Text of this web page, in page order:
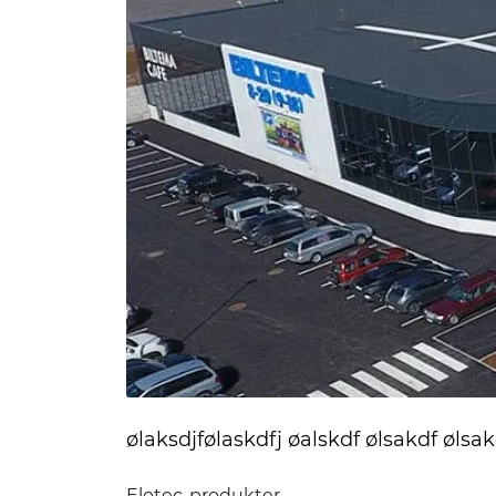
ølaksdjfølaskdfj øalskdf ølsakdf